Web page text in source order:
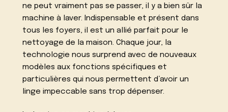
ne peut vraiment pas se passer, il y a bien sûr la
machine à laver. Indispensable et présent dans
tous les foyers, il est un allié parfait pour le
nettoyage de la maison. Chaque jour, la
technologie nous surprend avec de nouveaux
modèles aux fonctions spécifiques et
particulières qui nous permettent d’avoir un
linge impeccable sans trop dépenser.